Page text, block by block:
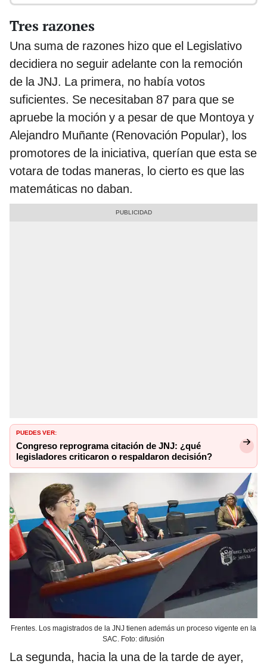
Tres razones
Una suma de razones hizo que el Legislativo
decidiera no seguir adelante con la remoción
de la JNJ. La primera, no había votos
suficientes. Se necesitaban 87 para que se
apruebe la moción y a pesar de que Montoya y
Alejandro Muñante (Renovación Popular), los
promotores de la iniciativa, querían que esta se
votara de todas maneras, lo cierto es que las
matemáticas no daban.
PUEDES VER:
Congreso reprograma citación de JNJ: ¿qué
legisladores criticaron o respaldaron decisión?
Frentes. Los magistrados de la JNJ tienen además un proceso vigente en la
SAC. Foto: difusión
La segunda, hacia la una de la tarde de ayer,